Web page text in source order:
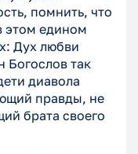
помнить, что
этом едином
Дух любви
Богослов так
диавола
правды, не
брата своего